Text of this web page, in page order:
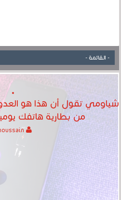
من بطارية هاتفك